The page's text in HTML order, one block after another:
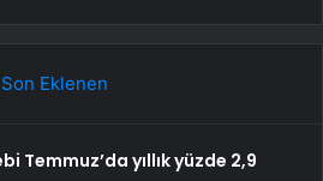
Son Eklenen
Temmuz’da yıllık yüzde 2,9